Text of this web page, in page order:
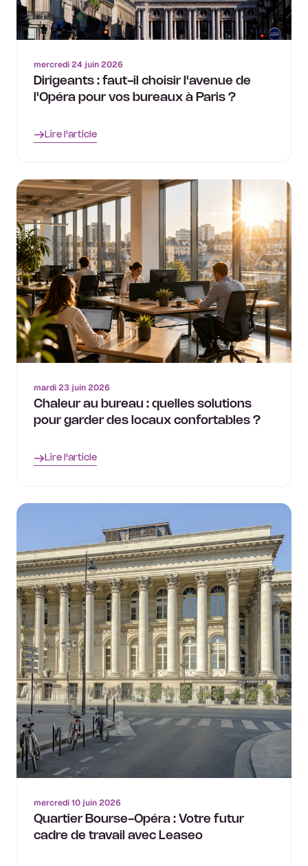
mercredi 24 juin 2026
Dirigeants : faut-il choisir l'avenue de
l'Opéra pour vos bureaux à Paris ?
Lire l'article
mardi 23 juin 2026
Chaleur au bureau : quelles solutions
pour garder des locaux confortables ?
Lire l'article
mercredi 10 juin 2026
Quartier Bourse-Opéra : Votre futur
cadre de travail avec Leaseo